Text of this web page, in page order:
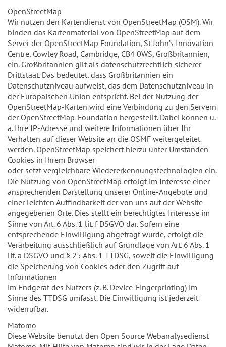
OpenStreetMap
Wir nutzen den Kartendienst von OpenStreetMap (OSM). Wir
binden das Kartenmaterial von OpenStreetMap auf dem
Server der OpenStreetMap Foundation, St John’s Innovation
Centre, Cowley Road, Cambridge, CB4 0WS, Großbritannien,
ein. Großbritannien gilt als datenschutzrechtlich sicherer
Drittstaat. Das bedeutet, dass Großbritannien ein
Datenschutzniveau aufweist, das dem Datenschutzniveau in
der Europäischen Union entspricht. Bei der Nutzung der
OpenStreetMap-Karten wird eine Verbindung zu den Servern
der OpenStreetMap-Foundation hergestellt. Dabei können u.
a. Ihre IP-Adresse und weitere Informationen über Ihr
Verhalten auf dieser Website an die OSMF weitergeleitet
werden. OpenStreetMap speichert hierzu unter Umständen
Cookies in Ihrem Browser
oder setzt vergleichbare Wiedererkennungstechnologien ein.
Die Nutzung von OpenStreetMap erfolgt im Interesse einer
ansprechenden Darstellung unserer Online-Angebote und
einer leichten Auffindbarkeit der von uns auf der Website
angegebenen Orte. Dies stellt ein berechtigtes Interesse im
Sinne von Art. 6 Abs. 1 lit. f DSGVO dar. Sofern eine
entsprechende Einwilligung abgefragt wurde, erfolgt die
Verarbeitung ausschließlich auf Grundlage von Art. 6 Abs. 1
lit. a DSGVO und § 25 Abs. 1 TTDSG, soweit die Einwilligung
die Speicherung von Cookies oder den Zugriff auf
Informationen
im Endgerät des Nutzers (z. B. Device-Fingerprinting) im
Sinne des TTDSG umfasst. Die Einwilligung ist jederzeit
widerrufbar.
Matomo
Diese Website benutzt den Open Source Webanalysedienst